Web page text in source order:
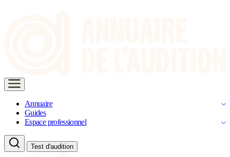
Annuaire
Guides
Espace professionnel
Test d'audition